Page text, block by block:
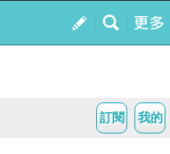
我的
訂閱